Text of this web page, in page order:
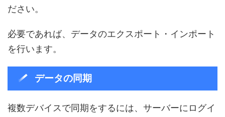
ださい。
必要であれば、データのエクスポート・インポート
を行います。
データの同期
複数デバイスで同期をするには、サーバーにログイ